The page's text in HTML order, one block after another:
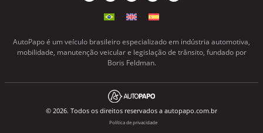
AutoPapo é um veículo brasileiro especializado em indústria automotiva,
mobilidade, manutenção veicular e legislação de trânsito, fundado por
Boris Feldman.
© 2026. Todos os direitos reservados a autopapo.com.br
Política de privacidade